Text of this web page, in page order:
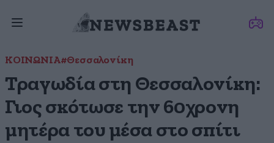
ΚΟΙΝΩΝΙΑ#Θεσσαλονίκη
Τραγωδία στη Θεσσαλονίκη:
Γιος σκότωσε την 60χρονη
μητέρα του μέσα στο σπίτι